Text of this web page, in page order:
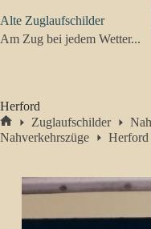
Inhalt
springen
Alte Zuglaufschilder
Am Zug bei jedem Wetter...
Herford
Start
Zuglaufschilder
Nahverkehrszüge
Herford